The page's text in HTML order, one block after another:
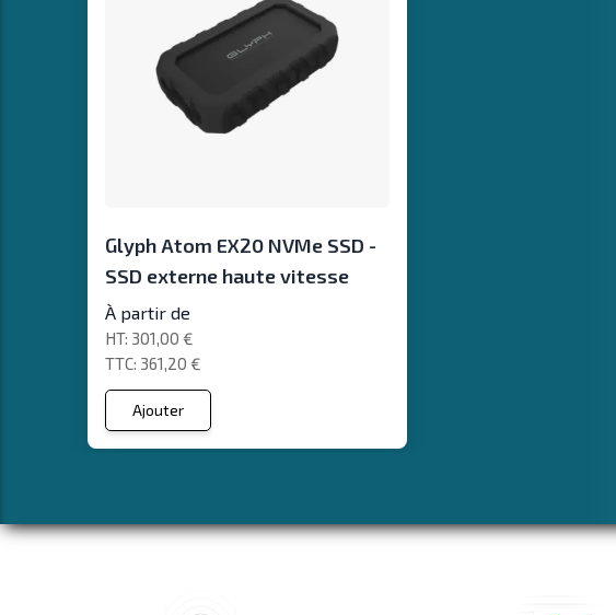
Glyph Atom EX20 NVMe SSD -
SSD externe haute vitesse
À partir de
361,20 €
301,00 €
Ajouter